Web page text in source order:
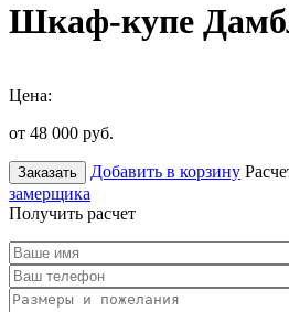
Шкаф-купе
Цена:
от 48 000 руб.
Заказать Добавить в корзину
замерщика
Получить расчет